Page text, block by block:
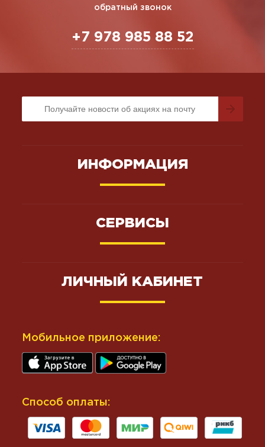
обратный звонок
+7 978 985 88 52
ИНФОРМАЦИЯ
СЕРВИСЫ
ЛИЧНЫЙ КАБИНЕТ
Мобильное приложение:
Способ оплаты: